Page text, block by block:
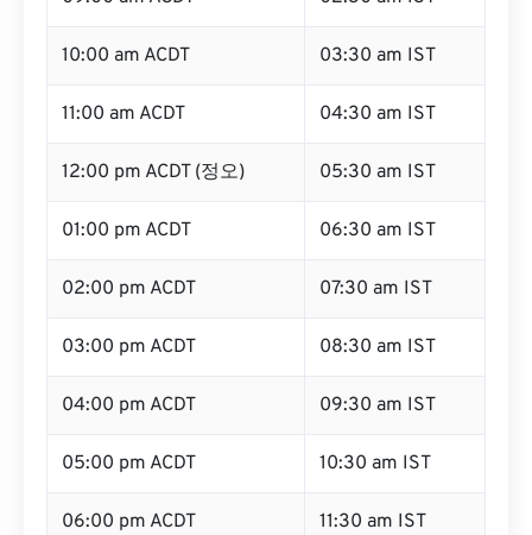
10:00 am ACDT 03:30 am IST
11:00 am ACDT 04:30 am IST
12:00 pm ACDT (정오) 05:30 am IST
01:00 pm ACDT 06:30 am IST
02:00 pm ACDT 07:30 am IST
03:00 pm ACDT 08:30 am IST
04:00 pm ACDT 09:30 am IST
05:00 pm ACDT 10:30 am IST
06:00 pm ACDT 11:30 am IST